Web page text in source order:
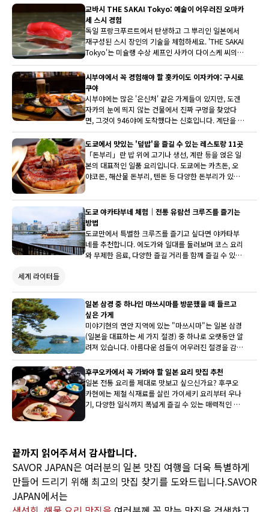
교바시 THE SAKAI Tokyo: 예술이 어우러진 오마카
세 스시 경험
독일 프랑크푸르트에서 탄생하고 그 뿌리인 일본에서
재구성된 스시 장인의 기술을 체험하세요. 'THE SAKAI
Tokyo'는 미슐랭 수상 셰프인 사카이 다이스케 씨의
브랜드의 일부이며, 국제적인 스시 문화의 계승에 새롭
게 추가된 존재입니다. 해외에서 온 손님들을 배려하
고, 지역의 본격성을 존중하여 만들어진 충실한 식사
체험을 찾으신다면 교바시에 꼭 오세요.
시부야에서 꼭 경험해야 할 홋카이도 이자카야: 구시로
쿠야
시부야에는 많은 '은신처' 같은 가게들이 있지만, 도겐
자카의 눈에 띄지 않는 건물에서 진짜 구멍을 찾았다
면, 그것이 946야에 도착했다는 신호입니다. 계단을 내
려가고, 손님들의 사진 옆을 지나면, 우누마 셰프가 고
향인 홋카이도・쿠시로의 이자카야 요리를 제공하고
있습니다. 드문 향토 요리를 맛보고, 셰프의 '완벽한' 일
본의 이자카야가 가진 즐거움과 일체감을 경험해 보세
요.
도쿄에서 맛있는 '덮밥'을 즐길 수 있는 레스토랑 11곳
「돈부리」란 밥 위에 고기나 생선, 계란 등을 얹은 일
본의 대표적인 일품 요리입니다. 도쿄에는 카츠돈, 오
야코돈, 해산물 돈부리, 텐돈 등 다양한 돈부리가 있으
게 맛볼 수 있는 요리로 추천합니다.
도쿄 야카타부네 체험｜전통 유람선 크루즈를 즐기는
방법
도쿄만에서 특별한 크루즈를 즐기고 싶다면 야카타부
네를 추천합니다. 에도가와 일대를 둘러보며 코스 요리
와 무제한 음료, 다양한 즐길 거리를 함께 즐길 수 있는
꽃까지 계절마다 배 위에서 만나는 도쿄의 풍경은 더욱
특별한 추억을 선사합니다.
세계 라이터들
일본 삼경 중 하나인 마쓰시마를 방문했을 때 들르고
싶은 가게
미야기현의 연안 지역에 있는 "마쓰시마"는 일본 삼경
(일본을 대표하는 세 가지 절경) 중 하나로 오랫동안 알
려져 있습니다. 아름다운 섬들이 어우러진 절경을 감상
한 후에는 지역 특산물인 미식을 즐겨보는 것은 어떨까
요? 이번에는 신선한 해산물과 전통의 맛을 만끽할 수
있는 추천 레스토랑을 엄선하여 소개합니다.
후쿠오카에서 꼭 가봐야 할 일본 요리 맛집 추천
일본 전통 요리를 제대로 맛보고 싶으신가요? 후쿠오
카현에는 제철 식재료를 살린 가이세키 요리부터 우나
기, 다양한 일식까지 폭넓게 즐길 수 있는 매력적인 맛
끝까지 읽어주셔서 감사합니다.
SAVOR JAPAN은 여러분의 일본 맛집 여행을 더욱 특별하게
만들어 드리기 위해 최고의 맛집 찾기를 도와드립니다.SAVOR
JAPAN에서는